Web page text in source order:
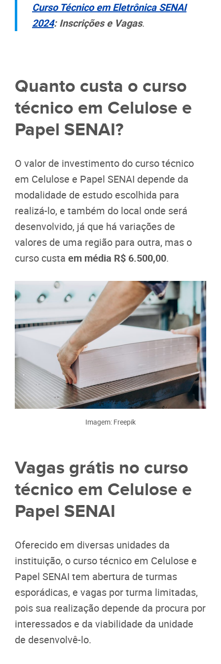
Curso Técnico em Eletrônica SENAI
2024: Inscrições e Vagas.
Quanto custa o curso
técnico em Celulose e
Papel SENAI?
O valor de investimento do curso técnico
em Celulose e Papel SENAI depende da
modalidade de estudo escolhida para
realizá-lo, e também do local onde será
desenvolvido, já que há variações de
valores de uma região para outra, mas o
curso custa em média R$ 6.500,00.
Imagem: Freepik
Vagas grátis no curso
técnico em Celulose e
Papel SENAI
Oferecido em diversas unidades da
instituição, o curso técnico em Celulose e
Papel SENAI tem abertura de turmas
esporádicas, e vagas por turma limitadas,
pois sua realização depende da procura por
interessados e da viabilidade da unidade
de desenvolvê-lo.